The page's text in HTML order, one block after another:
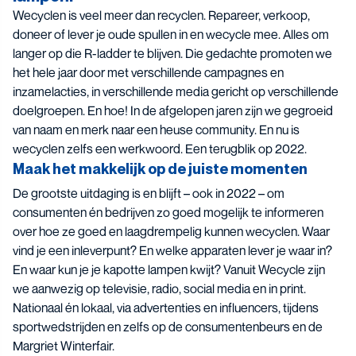
Wecyclen is veel meer dan recyclen. Repareer, verkoop,
doneer of lever je oude spullen in en wecycle mee. Alles om
langer op die R-ladder te blijven. Die gedachte promoten we
het hele jaar door met verschillende campagnes en
inzamelacties, in verschillende media gericht op verschillende
doelgroepen. En hoe! In de afgelopen jaren zijn we gegroeid
van naam en merk naar een heuse community. En nu is
wecyclen zelfs een werkwoord. Een terugblik op 2022.
Maak het makkelijk op de juiste momenten
De grootste uitdaging is en blijft – ook in 2022 – om
consumenten én bedrijven zo goed mogelijk te informeren
over hoe ze goed en laagdrempelig kunnen wecyclen. Waar
vind je een inleverpunt? En welke apparaten lever je waar in?
En waar kun je je kapotte lampen kwijt? Vanuit Wecycle zijn
we aanwezig op televisie, radio, social media en in print.
Nationaal én lokaal, via advertenties en influencers, tijdens
sportwedstrijden en zelfs op de consumentenbeurs en de
Margriet Winterfair.